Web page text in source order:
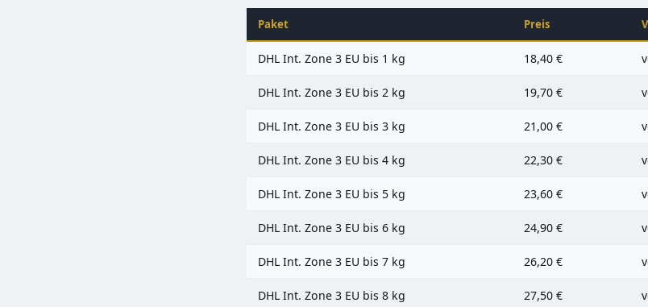
Paket Preis
DHL Int. Zone 3 EU bis 1 kg 18,40 €
DHL Int. Zone 3 EU bis 2 kg 19,70 €
DHL Int. Zone 3 EU bis 3 kg 21,00 €
DHL Int. Zone 3 EU bis 4 kg 22,30 €
DHL Int. Zone 3 EU bis 5 kg 23,60 €
DHL Int. Zone 3 EU bis 6 kg 24,90 €
DHL Int. Zone 3 EU bis 7 kg 26,20 €
DHL Int. Zone 3 EU bis 8 kg 27,50 €